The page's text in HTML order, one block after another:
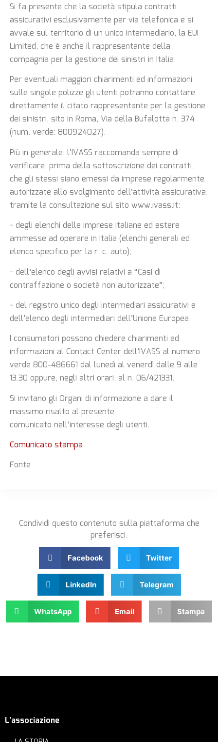
Si fa presente che la società stipula contratti
assicurativi esclusivamente per via telefonica e si
avvale sul territorio di un unico intermediario, la EUI
Limited, che è anche il rappresentante della
compagnia per la gestione dei sinistri in Italia.
Per eventuali maggiori chiarimenti ed informazioni
sulle singole polizze gli utenti potranno contattare
direttamente il citato rappresentante per la gestione
dei sinistri, sito in Roma, Via della Bufalotta n. 374
(num. verde: 800924027).
Più in generale, l’IVASS raccomanda sempre di
verificare, prima della sottoscrizione dei contratti,
che gli stessi siano emessi da imprese regolarmente
autorizzate allo svolgimento dell’attività assicurativa,
tramite la consultazione sul sito www.ivass.it:
− degli elenchi delle imprese italiane ed estere
ammesse ad operare in Italia (elenchi generali ed
elenco specifico per la r. c. auto);
− dell’elenco degli avvisi relativi a “Casi di
contraffazione o società non autorizzate”;
− del registro unico degli intermediari assicurativi e
dell’elenco degli intermediari dell’Unione Europea.
I consumatori possono chiedere chiarimenti ed
informazioni al Contact Center dell’IVASS al numero
verde 800-486661 dal lunedì al venerdì dalle 9 alle
13.30 oppure, negli altri orari, al n. 06/421331.
Si invitano gli Organi di informazione a dare il
massimo risalto al presente
comunicato nell’interesse degli utenti.
Comunicato stampa
Fonte
Condividi questo contenuto sulla piattaforma che
preferisci.
Facebook Twitter
LinkedIn Telegram
WhatsApp Email Stampa
L'associazione